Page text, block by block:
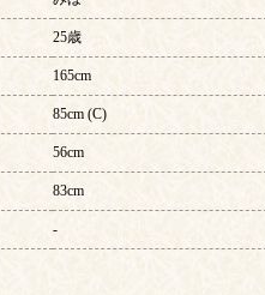
25歳
165cm
85cm (C)
56cm
83cm
-